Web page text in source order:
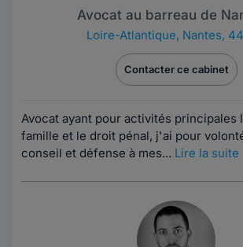
Avocat au barreau de
Loire-Atlantique, Nantes,
Contacter ce cabinet
Avocat ayant pour activités principales
famille et le droit pénal, j'ai pour
conseil et défense à mes... Lire la suite